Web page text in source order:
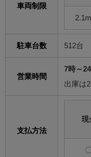
車両制限
2.1m
駐車台数 512台
営業時間
7時～
出庫は
支払方法
現